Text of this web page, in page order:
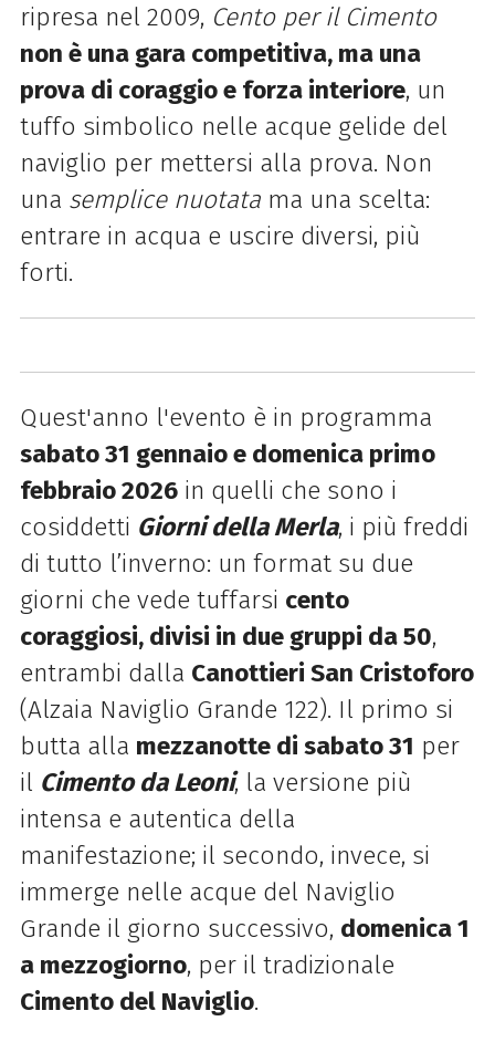
ripresa nel 2009, Cento per il Cimento
non è una gara competitiva, ma una
prova di coraggio e forza interiore, un
tuffo simbolico nelle acque gelide del
naviglio per mettersi alla prova. Non
una semplice nuotatama una scelta:
entrare in acqua e uscire diversi, più
forti.
Quest'anno l'evento è in programma
sabato 31 gennaio e domenica primo
febbraio 2026in quelli che sono i
cosiddetti Giorni della Merla, i più freddi
di tutto l’inverno: un format su due
giorni che vede tuffarsi cento
coraggiosi, divisi in due gruppi da 50,
entrambi dalla Canottieri San Cristoforo
(Alzaia Naviglio Grande 122). Il primo si
butta alla mezzanotte di sabato 31 per
il Cimento da Leoni, la versione più
intensa e autentica della
manifestazione; il secondo, invece, si
immerge nelle acque del Naviglio
Grande il giorno successivo, domenica 1
a mezzogiorno, per il tradizionale
Cimento del Naviglio.